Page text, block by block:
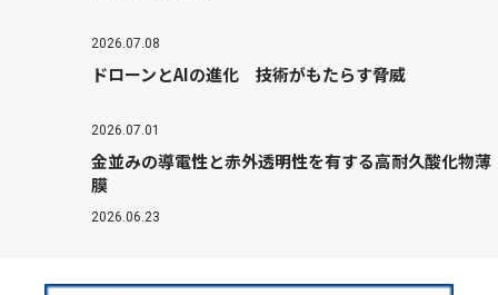
2026.07.08
ドローンとAIの進化 技術がもたらす脅威
2026.07.01
金並みの導電性と赤外透明性を有する高耐久酸化物薄
膜
2026.06.23